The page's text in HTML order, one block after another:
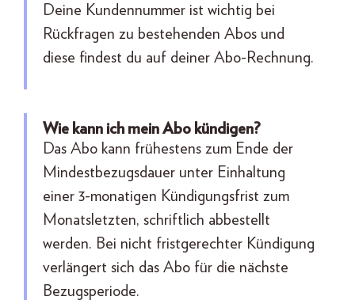
Deine Kundennummer ist wichtig bei
Rückfragen zu bestehenden Abos und
diese findest du auf deiner Abo-Rechnung.
Wie kann ich mein Abo kündigen?
Das Abo kann frühestens zum Ende der
Mindestbezugsdauer unter Einhaltung
einer 3-monatigen Kündigungsfrist zum
Monatsletzten, schriftlich abbestellt
werden. Bei nicht fristgerechter Kündigung
verlängert sich das Abo für die nächste
Bezugsperiode.